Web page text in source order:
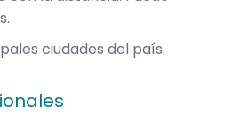
ciudades del país.